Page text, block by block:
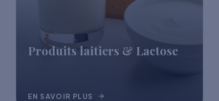
Produits laitiers & Lactose
EN SAVOIR PLUS